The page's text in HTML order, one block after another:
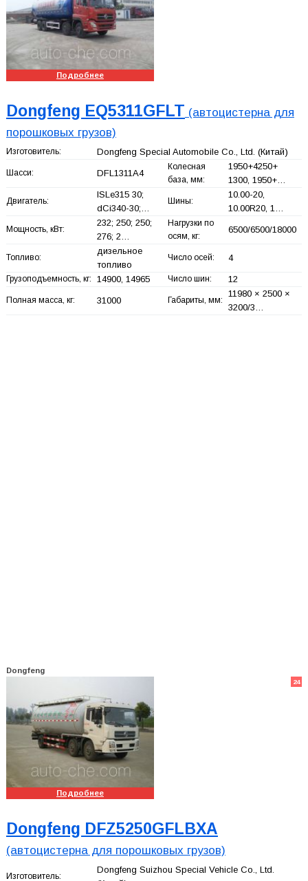
Подробнее
Dongfeng EQ5311GFLT (автоцистерна для
порошковых грузов)
Изготовитель: Dongfeng Special Automobile Co., Ltd. (Китай)
Шасси: DFL1311A4
Колесная
база, мм:
1950+4250+
1300, 1950+…
Двигатель:
ISLe315 30;
dCi340-30;…
Шины:
10.00-20,
10.00R20, 1…
Мощность, кВт:
232; 250; 250;
276; 2…
Нагрузки по
осям, кг:
6500/6500/18000
Топливо:
дизельное
топливо
Число осей: 4
Грузоподъемность, кг: 14900, 14965 Число шин: 12
Полная масса, кг: 31000 Габариты, мм:
11980 × 2500 ×
3200/3…
Dongfeng
24
Подробнее
Dongfeng DFZ5250GFLBXA
(автоцистерна для порошковых грузов)
Изготовитель:
Dongfeng Suizhou Special Vehicle Co., Ltd.